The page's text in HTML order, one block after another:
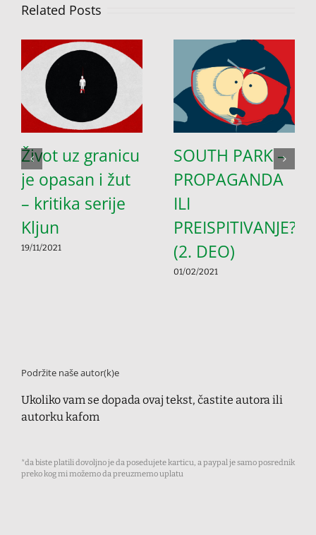
Related Posts
Život uz granicu
je opasan i žut
– kritika serije
Kljun
19/11/2021
SOUTH PARK –
PROPAGANDA
ILI
PREISPITIVANJE?
(2. DEO)
01/02/2021
Podržite naše autor(k)e
Ukoliko vam se dopada ovaj tekst, častite autora ili
autorku kafom
*da biste platili dovoljno je da posedujete karticu, a paypal je samo posrednik
preko kog mi možemo da preuzmemo uplatu